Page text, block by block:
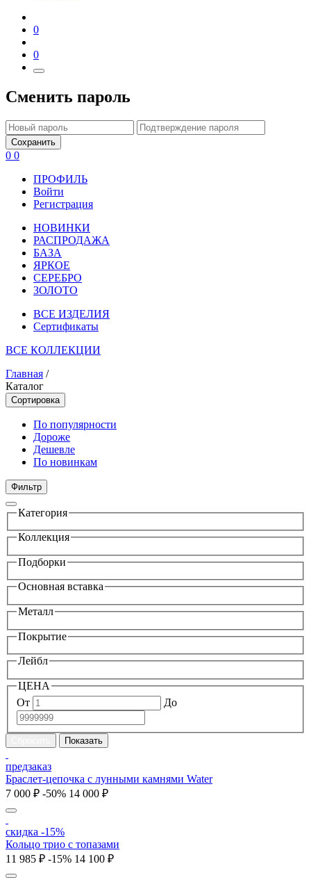
0
0
Сменить пароль
Сохранить
0 0
ПРОФИЛЬ
Войти
Регистрация
НОВИНКИ
РАСПРОДАЖА
БАЗА
ЯРКОЕ
СЕРЕБРО
ЗОЛОТО
ВСЕ ИЗДЕЛИЯ
Сертификаты
ВСЕ КОЛЛЕКЦИИ
Главная /
Каталог
Сортировка
По популярности
Дороже
Дешевле
По новинкам
Фильтр
Категория
Коллекция
Подборки
Основная вставка
Металл
Покрытие
Лейбл
ЦЕНА
От
До
предзаказ
Браслет-цепочка с лунными камнями Water
7 000 ₽ -50% 14 000 ₽
скидка -15%
Кольцо трио с топазами
11 985 ₽ -15% 14 100 ₽